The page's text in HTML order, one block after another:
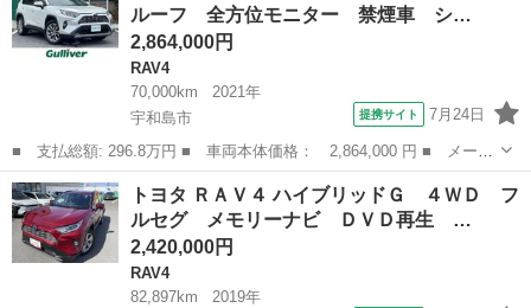
グ サンル...
ルーフ 全方位モニター 禁煙車 シ…
2,864,000円
RAV4
70,000km
2021年
宇和島市
提携サイト 7月24日
■ 支払総額: 296.8万円 ■ 車両本体価格： 2,864,000 円 ■ メーカ
ー名： トヨタ ■ 車種名： ＲＡＶ４ ■ グレード名： Ｇ Ｚパ
ッケージ パノラマルーフ 全方位モニター 禁煙車 シートヒータ
ー 電動...
愛媛 宇和島市 RAV4
トヨタ ＲＡＶ４ ハイブリッドＧ ４ＷＤ フ
ルセグ メモリーナビ ＤＶＤ再生 …
2,420,000円
RAV4
82,897km
2019年